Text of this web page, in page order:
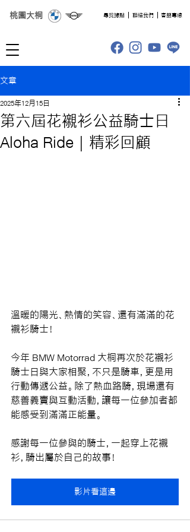
桃園大桐 ​尋找據點 聯絡我們 客服專線
文章
第六屆花襯衫公益騎士日
Aloha Ride | 精彩回顧
2025年12月15日
溫暖的陽光、熱情的笑容、還有滿滿的花
襯衫騎士！
今年 BMW Motorrad 大桐再次於花襯衫
騎士日與大家相聚，不只是騎車，更是用
行動傳遞公益。除了熱血路騎，現場還有
慈善義賣與互動活動，讓每一位參加者都
能感受到滿滿正能量。
感謝每一位參與的騎士，一起穿上花襯
衫，騎出屬於自己的故事！
影片看這邊